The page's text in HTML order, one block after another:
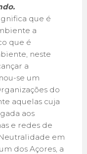
que é
a
que é
neste
a
se um
do
aquelas cuja
aos
e redes de
em
dos Açores, a